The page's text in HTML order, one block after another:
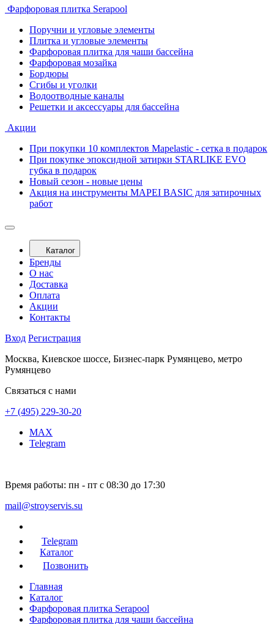
Фарфоровая плитка Serapool
Поручни и угловые элементы
Плитка и угловые элементы
Фарфоровая плитка для чаши бассейна
Фарфоровая мозайка
Бордюры
Сгибы и уголки
Водоотводные каналы
Решетки и аксессуары для бассейна
Акции
При покупки 10 комплектов Mapelastic - сетка в подарок
При покупке эпоксидной затирки STARLIKE EVO
губка в подарок
Новый сезон - новые цены
Акция на инструменты MAPEI BASIC для затирочных
работ
Каталог
Бренды
О нас
Доставка
Оплата
Акции
Контакты
Вход Регистрация
Москва, Киевское шоссе, Бизнес-парк Румянцево, метро
Румянцево
Связаться с нами
+7 (495) 229-30-20
MAX
Telegram
Время работы: пн - пт с 08:30 до 17:30
mail@stroyservis.su
Telegram
Каталог
Позвонить
Главная
Каталог
Фарфоровая плитка Serapool
Фарфоровая плитка для чаши бассейна